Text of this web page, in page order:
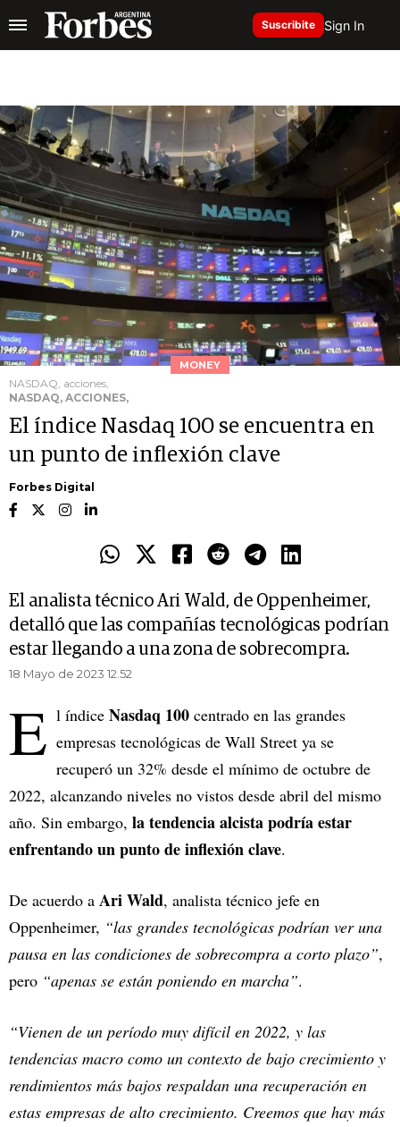
Suscribite Sign In
MONEY
NASDAQ, acciones,
NASDAQ, ACCIONES,
El índice Nasdaq 100 se encuentra en
un punto de inflexión clave
Forbes Digital
El analista técnico Ari Wald, de Oppenheimer,
detalló que las compañías tecnológicas podrían
estar llegando a una zona de sobrecompra.
18 Mayo de 2023 12.52
E l índice Nasdaq 100 centrado en las grandes
empresas tecnológicas de Wall Street ya se
recuperó un 32% desde el mínimo de octubre de
2022, alcanzando niveles no vistos desde abril del mismo
año. Sin embargo, la tendencia alcista podría estar
enfrentando un punto de inflexión clave.
De acuerdo a Ari Wald, analista técnico jefe en
Oppenheimer, “las grandes tecnológicas podrían ver una
pausa en las condiciones de sobrecompra a corto plazo”,
pero “apenas se están poniendo en marcha”.
“Vienen de un período muy difícil en 2022, y las
tendencias macro como un contexto de bajo crecimiento y
rendimientos más bajos respaldan una recuperación en
estas empresas de alto crecimiento. Creemos que hay más